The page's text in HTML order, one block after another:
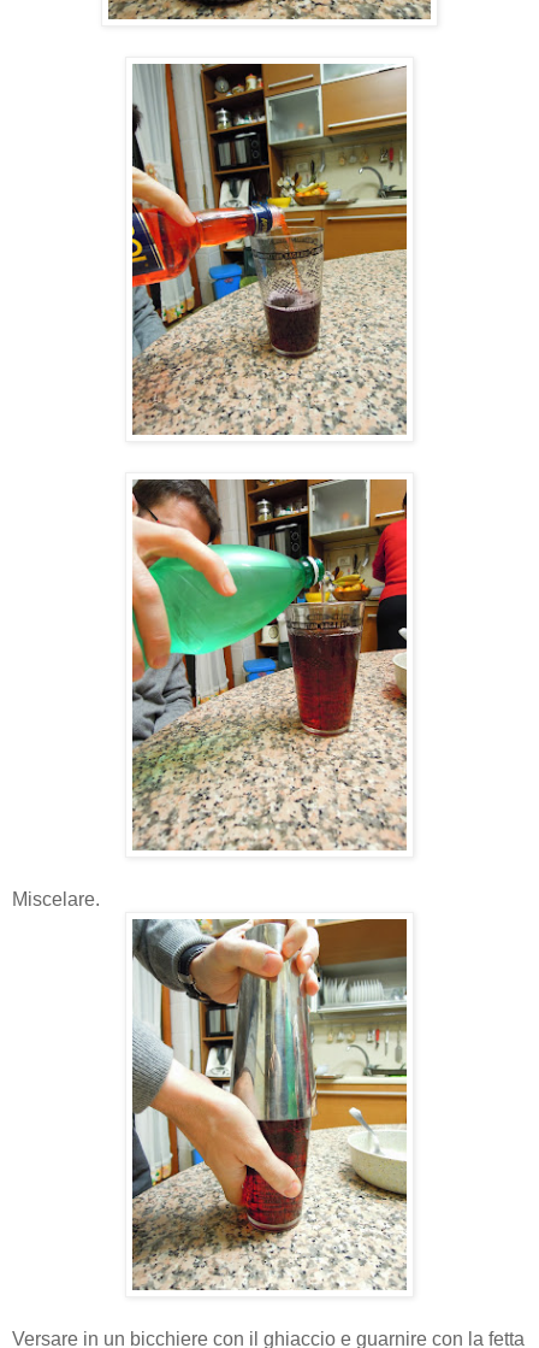
Miscelare.
Versare in un bicchiere con il ghiaccio e guarnire con la fetta